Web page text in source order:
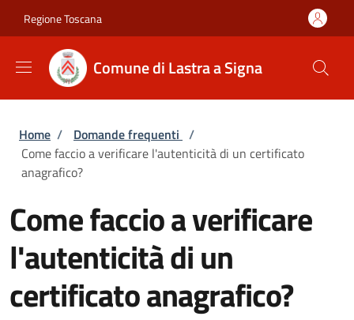
Regione Toscana
Comune di Lastra a Signa
Briciole di pane
Home / Domande frequenti /
Come faccio a verificare l'autenticità di un certificato
anagrafico?
Come faccio a verificare
l'autenticità di un
certificato anagrafico?